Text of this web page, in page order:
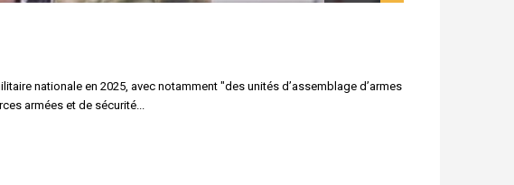
nationale en 2025, avec notamment "des unités d’assemblage d’armes
armées et de sécurité